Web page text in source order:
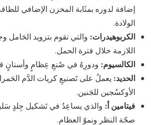
إضافة لدوره بمثَابة المخزن الإضافي
الولادة.
الكربوهيدرات: والتي تقوم بتزويد الحَامل
اللازمة خلال فترة الحمل.
الكالسيوم: ودورِهُ في صُنعِ عِظامٍ وأسنانٍ
الحديد: يعملُ على تَصنيعِ كريات الدَّم
الأوكسُجين للجَنين.
فيتامين أ: والذي يساعِدُ في تَشكيل جِلدٍ
صحّة النظر ونموّ العظام.